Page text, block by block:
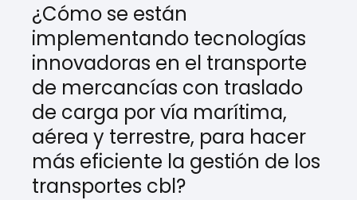
¿Cómo se están
implementando tecnologías
innovadoras en el transporte
de mercancías con traslado
de carga por vía marítima,
aérea y terrestre, para hacer
más eficiente la gestión de los
transportes cbl?